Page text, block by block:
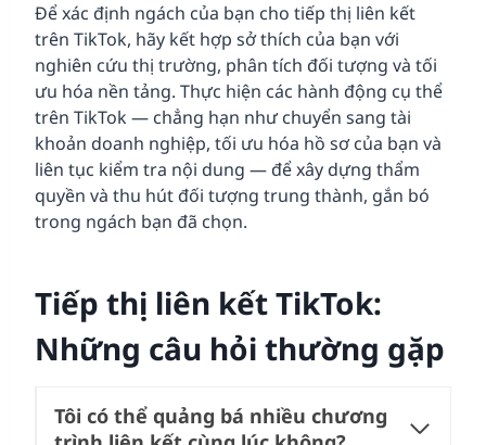
Để xác định ngách của bạn cho tiếp thị liên kết
trên TikTok, hãy kết hợp sở thích của bạn với
nghiên cứu thị trường, phân tích đối tượng và tối
ưu hóa nền tảng. Thực hiện các hành động cụ thể
trên TikTok — chẳng hạn như chuyển sang tài
khoản doanh nghiệp, tối ưu hóa hồ sơ của bạn và
liên tục kiểm tra nội dung — để xây dựng thẩm
quyền và thu hút đối tượng trung thành, gắn bó
trong ngách bạn đã chọn.
Tiếp thị liên kết TikTok:
Những câu hỏi thường gặp
Tôi có thể quảng bá nhiều chương